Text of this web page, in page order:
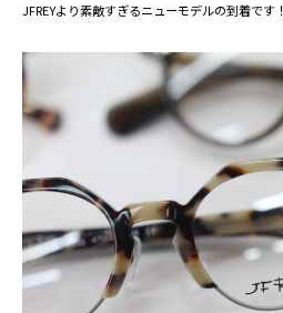
JFREYより素敵すぎるニューモデルの到着です！